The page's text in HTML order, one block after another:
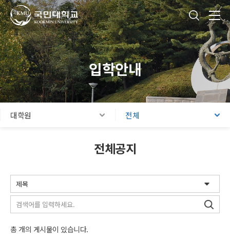
주메뉴 바로가기
본문내용 바로가기
푸터 바로가기
국민대학교 통합검색
입학안내
대학원 전체
전체공지
검색
총 개의 게시물이 있습니다.